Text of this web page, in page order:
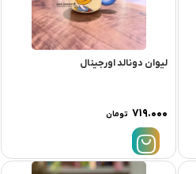
لیوان دونالد اورجینال
۷۱۹.۰۰۰ تومان